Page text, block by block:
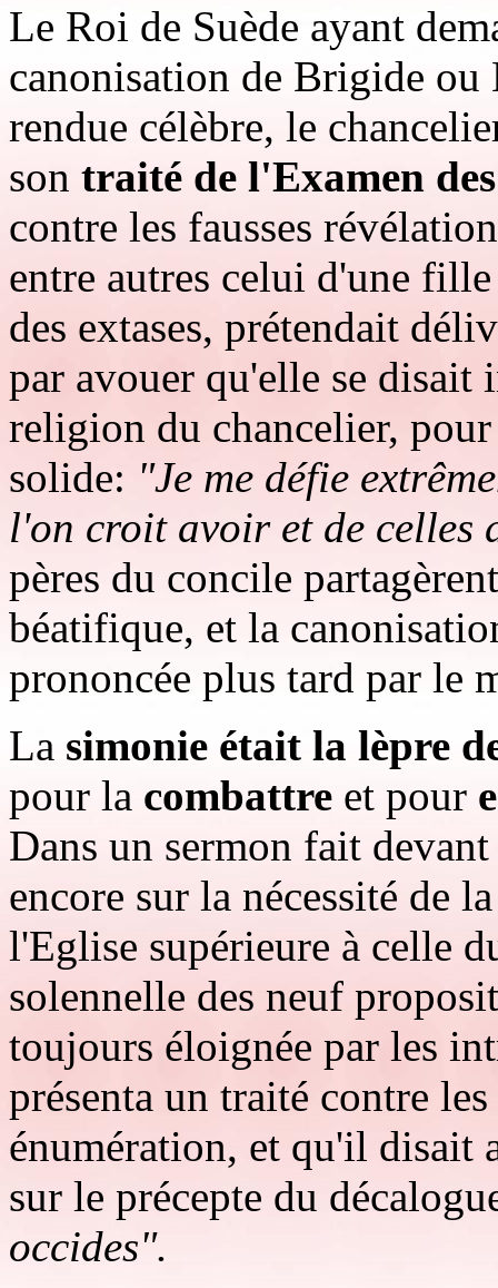
Le Roi de Suède ayant
canonisation de Brigide
rendue célèbre, le
son traité de l'Examen
contre les fausses
entre autres celui d'une
des extases, prétendait
par avouer qu'elle se disait
religion du chancelier,
solide: "Je me défie
l'on croit avoir et de celles
pères du concile
béatifique, et la
prononcée plus tard par le
La simonie était la lèpre
pour la combattre et pour
Dans un sermon fait
encore sur la nécessité de
l'Eglise supérieure à celle
solennelle des neuf
toujours éloignée par les
présenta un traité contre
énumération, et qu'il disait
sur le précepte du
occides".